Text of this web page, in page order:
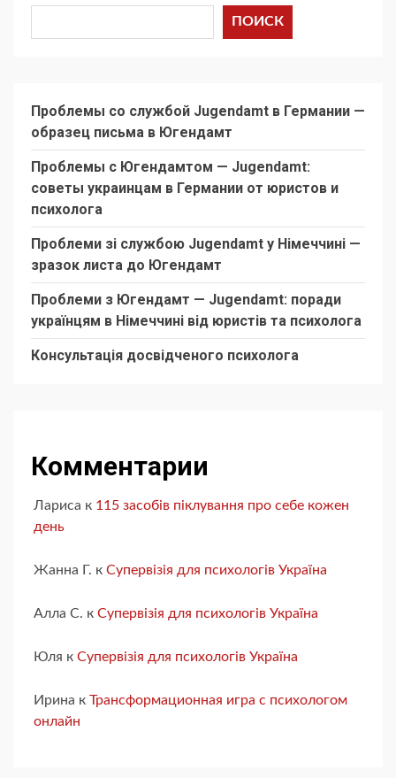
ПОИСК
Проблемы со службой Jugendamt в Германии —
образец письма в Югендамт
Проблемы с Югендамтом — Jugendamt:
советы украинцам в Германии от юристов и
психолога
Проблеми зі службою Jugendamt у Німеччині —
зразок листа до Югендамт
Проблеми з Югендамт — Jugendamt: поради
українцям в Німеччині від юристів та психолога
Консультація досвідченого психолога
Комментарии
Лариса к 115 засобів піклування про себе кожен
день
Жанна Г. к Супервізія для психологів Україна
Алла С. к Супервізія для психологів Україна
Юля к Супервізія для психологів Україна
Ирина к Трансформационная игра с психологом
онлайн